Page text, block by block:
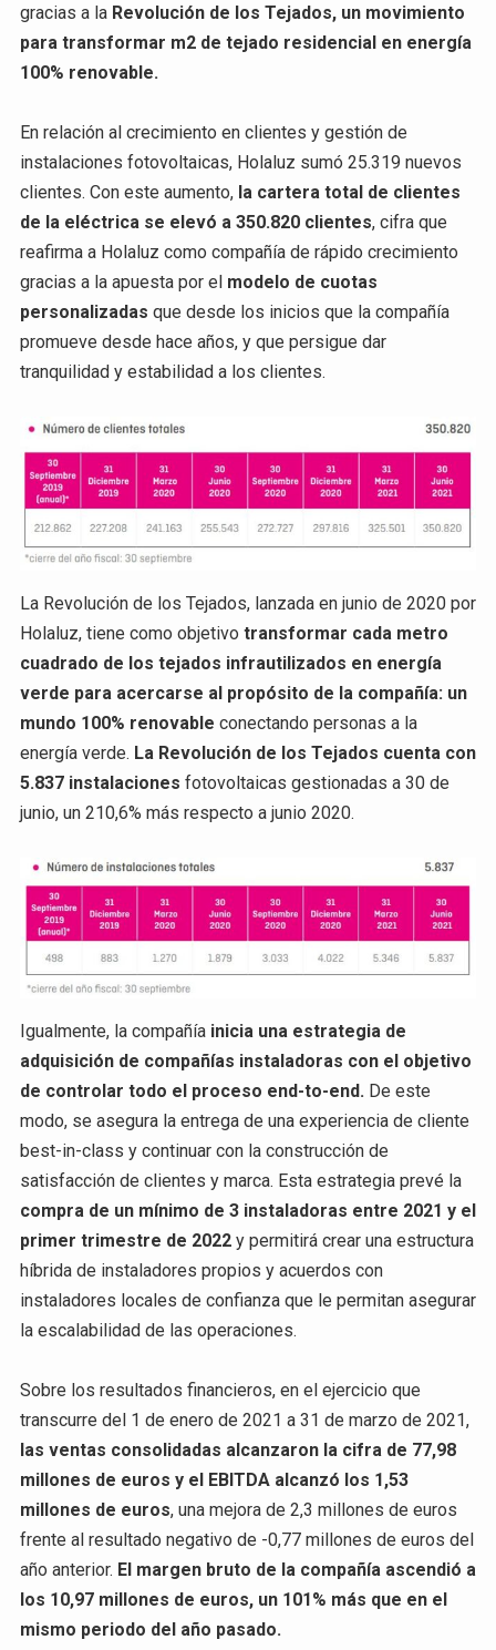
gracias a la Revolución de los Tejados, un movimiento
para transformar m2 de tejado residencial en energía
100% renovable.
En relación al crecimiento en clientes y gestión de
instalaciones fotovoltaicas, Holaluz sumó 25.319 nuevos
clientes. Con este aumento, la cartera total de clientes
de la eléctrica se elevó a 350.820 clientes, cifra que
reafirma a Holaluz como compañía de rápido crecimiento
gracias a la apuesta por el modelo de cuotas
personalizadas que desde los inicios que la compañía
promueve desde hace años, y que persigue dar
tranquilidad y estabilidad a los clientes.
La Revolución de los Tejados, lanzada en junio de 2020 por
Holaluz, tiene como objetivo transformar cada metro
cuadrado de los tejados infrautilizados en energía
verde para acercarse al propósito de la compañía: un
mundo 100% renovable conectando personas a la
energía verde. La Revolución de los Tejados cuenta con
5.837 instalaciones fotovoltaicas gestionadas a 30 de
junio, un 210,6% más respecto a junio 2020.
Igualmente, la compañía inicia una estrategia de
adquisición de compañías instaladoras con el objetivo
de controlar todo el proceso end-to-end.De este
modo, se asegura la entrega de una experiencia de cliente
best-in-class y continuar con la construcción de
satisfacción de clientes y marca. Esta estrategia prevé la
compra de un mínimo de 3 instaladoras entre 2021 y el
primer trimestre de 2022y permitirá crear una estructura
híbrida de instaladores propios y acuerdos con
instaladores locales de confianza que le permitan asegurar
la escalabilidad de las operaciones.
Sobre los resultados financieros, en el ejercicio que
transcurre del 1 de enero de 2021 a 31 de marzo de 2021,
las ventas consolidadas alcanzaron la cifra de 77,98
millones de euros y el EBITDA alcanzó los 1,53
millones de euros, una mejora de 2,3 millones de euros
frente al resultado negativo de -0,77 millones de euros del
año anterior. El margen bruto de la compañía ascendió a
los 10,97 millones de euros, un 101% más que en el
mismo periodo del año pasado.